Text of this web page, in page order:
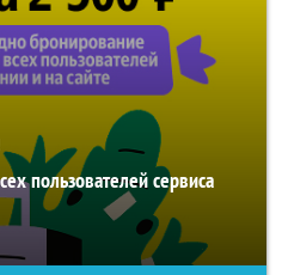
пользователей сервиса